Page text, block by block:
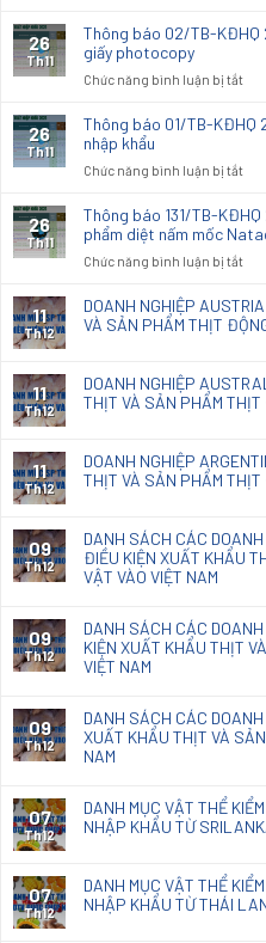
quả
loại
thoi
khẩu
sx
đồ
báo
2025
quả
loại
Giấy
26
Th11
Thông báo 02/TB-KĐHQ
giấy photocopy
Chức năng bình luận bị tắtở
báo
2025
quả
loại
giấy
26
Th11
Thông báo 01/TB-KĐHQ
nhập khẩu
Chức năng bình luận bị tắtở
báo
01/
2025
quả
26
Th11
Thông báo 131/TB-
phẩm diệt nấm mốc
Chức năng bình luận bị tắtở
báo
về
kết
loại
chế
nấm
mốc
11
Th12
DOANH NGHIỆP
VÀ SẢN PHẨM THỊT
11
Th12
DOANH NGHIỆP
THỊT VÀ SẢN PHẨM THỊT
11
Th12
DOANH NGHIỆP
THỊT VÀ SẢN PHẨM THỊT
09
Th12
DANH SÁCH CÁC
ĐIỀU KIỆN XUẤT KHẨU
VẬT VÀO VIỆT NAM
09
Th12
DANH SÁCH CÁC
KIỆN XUẤT KHẨU THỊT
VIỆT NAM
09
Th12
DANH SÁCH CÁC
XUẤT KHẨU THỊT VÀ
NAM
07
Th12
DANH MỤC VẬT THỂ
NHẬP KHẨU TỪ
07
Th12
DANH MỤC VẬT THỂ
NHẬP KHẨU TỪ THÁI